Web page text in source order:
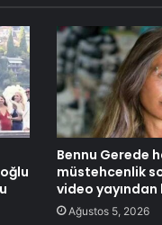
Bennu Gerede
müstehcenlik
video yayından
Ağustos 5, 2026